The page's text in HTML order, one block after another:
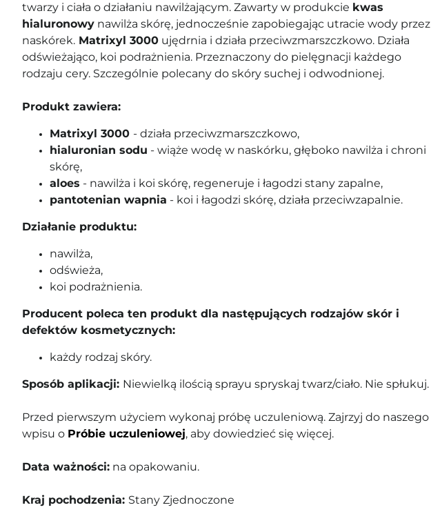
twarzy i ciała o działaniu nawilżającym. Zawarty w produkcie kwas
hialuronowy nawilża skórę, jednocześnie zapobiegając utracie wody przez
naskórek. Matrixyl 3000 ujędrnia i działa przeciwzmarszczkowo. Działa
odświeżająco, koi podrażnienia. Przeznaczony do pielęgnacji każdego
rodzaju cery. Szczególnie polecany do skóry suchej i odwodnionej.
Produkt zawiera:
Matrixyl 3000 - działa przeciwzmarszczkowo,
hialuronian sodu - wiąże wodę w naskórku, głęboko nawilża i chroni
skórę,
aloes - nawilża i koi skórę, regeneruje i łagodzi stany zapalne,
pantotenian wapnia - koi i łagodzi skórę, działa przeciwzapalnie.
Działanie produktu:
nawilża,
odświeża,
koi podrażnienia.
Producent poleca ten produkt dla następujących rodzajów skór i
defektów kosmetycznych:
każdy rodzaj skóry.
Sposób aplikacji: Niewielką ilością sprayu spryskaj twarz/ciało. Nie spłukuj.
Przed pierwszym użyciem wykonaj próbę uczuleniową. Zajrzyj do naszego
wpisu o Próbie uczuleniowej, aby dowiedzieć się więcej.
Data ważności: na opakowaniu.
Kraj pochodzenia: Stany Zjednoczone